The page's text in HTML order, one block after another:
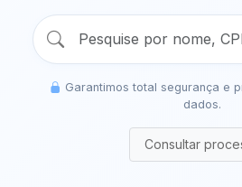
Garantimos total segurança e
dados.
Consultar